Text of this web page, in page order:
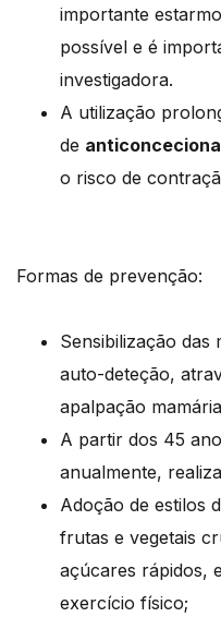
importante
possível e é
investigadora.
A utilização
de
o risco de
Formas de prevenção:
Sensibilização das
auto-deteção,
apalpação
A partir dos 45
anualmente,
Adoção de estilos
frutas e vegetais
açúcares rápidos,
exercício físico;